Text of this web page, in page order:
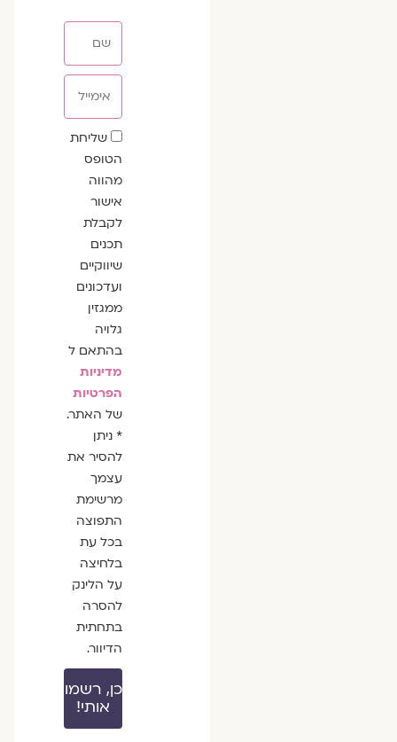
שדה
הסכמה
שליחת
הטופס
מהווה
אישור
לקבלת
תכנים
שיווקיים
ועדכונים
ממגזין
גלויה
בהתאם ל
מדיניות
הפרטיות
של האתר.
* ניתן
להסיר את
עצמך
מרשימת
התפוצה
בכל עת
בלחיצה
על הלינק
להסרה
בתחתית
הדיוור.
כן, רשמו
אותי!